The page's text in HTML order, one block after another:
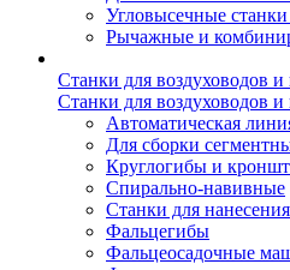
Угловысечные
Рычажные и
Станки для воздуховодов и
Станки для воздуховодов и
Автоматическая
Для сборки
Круглогибы и
Спирально-навивные
Станки для
Фальцегибы
Фальцеосадочные